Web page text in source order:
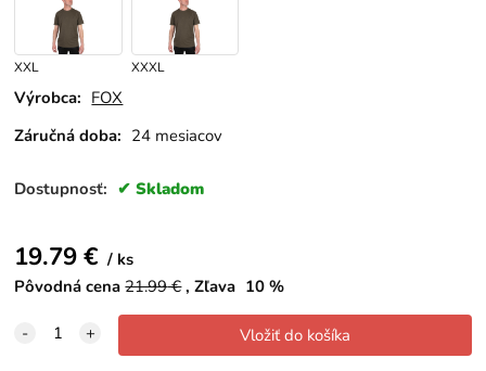
XXL XXXL
Výrobca: FOX
Záručná doba: 24 mesiacov
Dostupnosť: Skladom
19.79€
ks
Pôvodná cena 21.99€ Zľava 10 %